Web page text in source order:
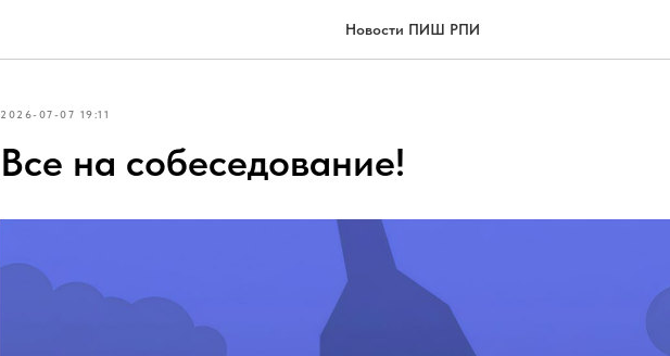
Новости ПИШ РПИ
2026-07-07 19:11
Все на собеседование!